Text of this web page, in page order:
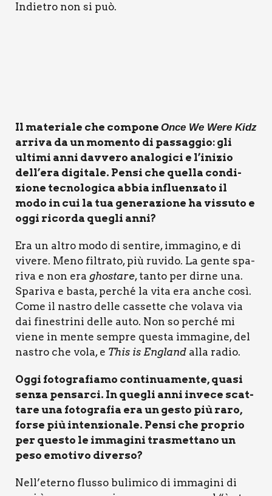
Indie­tro non si può.
Il mate­ria­le che com­po­ne Once We Were Kidz
arri­va da un momen­to di pas­sag­gio: gli
ulti­mi anni dav­ve­ro ana­lo­gi­ci e l’inizio
dell’era digi­ta­le. Pen­si che quel­la con­di­
zio­ne tec­no­lo­gi­ca abbia influen­za­to il
modo in cui la tua gene­ra­zio­ne ha vis­su­to e
oggi ricor­da que­gli anni?
Era un altro modo di sen­ti­re, imma­gi­no, e di
vive­re. Meno fil­tra­to, più ruvi­do. La gen­te spa­
ri­va e non era gho­sta­re, tan­to per dir­ne una.
Spa­ri­va e basta, per­ché la vita era anche così.
Come il nastro del­le cas­set­te che vola­va via
dai fine­stri­ni del­le auto. Non so per­ché mi
vie­ne in men­te sem­pre que­sta imma­gi­ne, del
nastro che vola, e This is England alla radio.
Oggi foto­gra­fia­mo con­ti­nua­men­te, qua­si
sen­za pen­sar­ci. In que­gli anni inve­ce scat­
ta­re una foto­gra­fia era un gesto più raro,
for­se più inten­zio­na­le. Pen­si che pro­prio
per que­sto le imma­gi­ni tra­smet­ta­no un
peso emo­ti­vo diver­so?
Nell’eterno flus­so buli­mi­co di imma­gi­ni di